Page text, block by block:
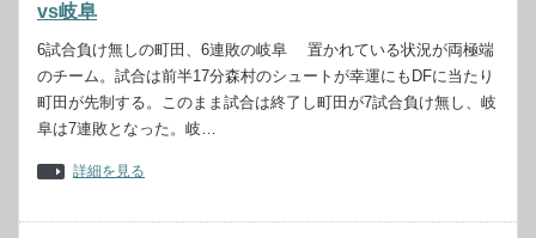
vs岐阜
6試合負け無しの町田、6連敗の岐阜 置かれている状況が両極端
のチーム。試合は前半17分森村のシュートが幸運にもDFに当たり
町田が先制する。このまま試合は終了し町田が7試合負け無し、岐
阜は7連敗となった。岐…
詳細を見る